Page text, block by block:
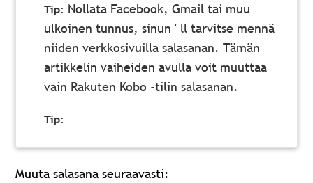
Nollata Facebook, Gmail tai muu
ulkoinen tunnus, sinun ' ll tarvitse mennä
niiden verkkosivuilla salasanan. Tämän
artikkelin vaiheiden avulla voit muuttaa
vain Rakuten Kobo -tilin salasanan.
Muuta salasana seuraavasti: